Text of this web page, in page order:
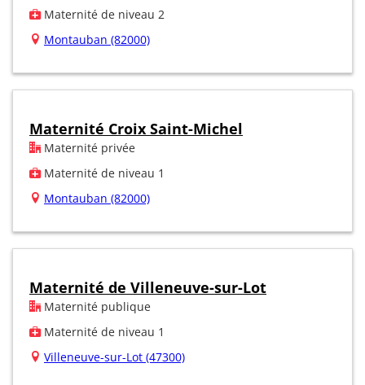
Maternité de niveau 2
Montauban (82000)
Maternité Croix Saint-Michel
Maternité privée
Maternité de niveau 1
Montauban (82000)
Maternité de Villeneuve-sur-Lot
Maternité publique
Maternité de niveau 1
Villeneuve-sur-Lot (47300)